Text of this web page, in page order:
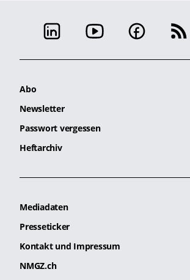
Abo
Newsletter
Passwort vergessen
Heftarchiv
Mediadaten
Presseticker
Kontakt und Impressum
NMGZ.ch